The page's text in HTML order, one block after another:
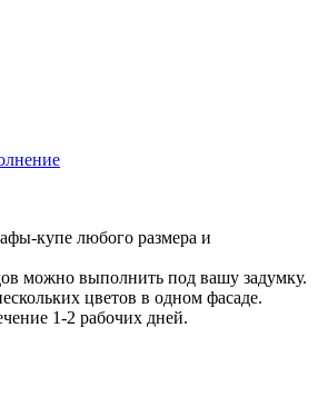
купе любого размера и
можно выполнить под вашу задумку.
цветов в одном фасаде.
1-2 рабочих дней.